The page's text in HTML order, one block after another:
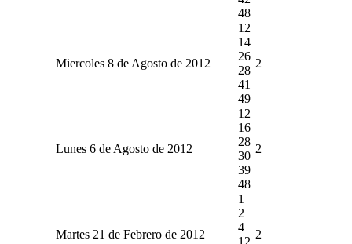
48
Miercoles 8 de Agosto de 2012
12
14
26
28
41
49
2
Lunes 6 de Agosto de 2012
12
16
28
30
39
48
2
Martes 21 de Febrero de 2012
1
2
4
12
2